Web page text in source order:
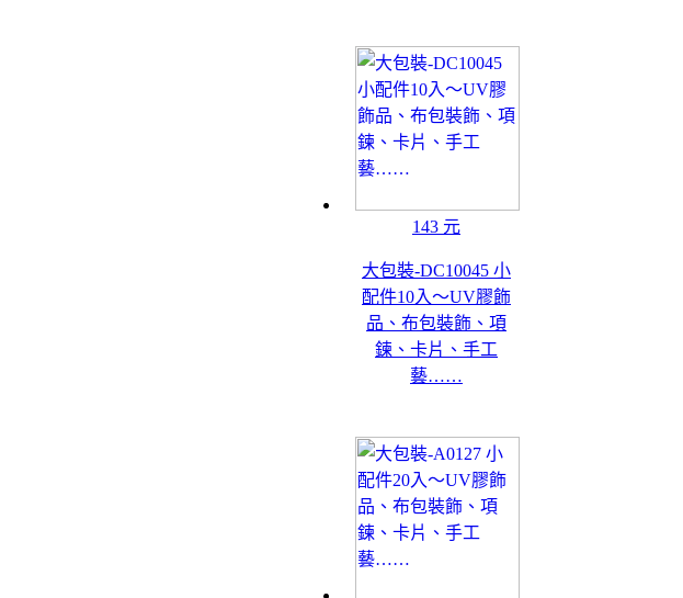
143 元
大包裝-DC10045 小
配件10入～UV膠飾
品、布包裝飾、項
鍊、卡片、手工
藝……